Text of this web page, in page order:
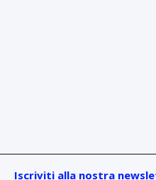
Iscriviti alla nostra